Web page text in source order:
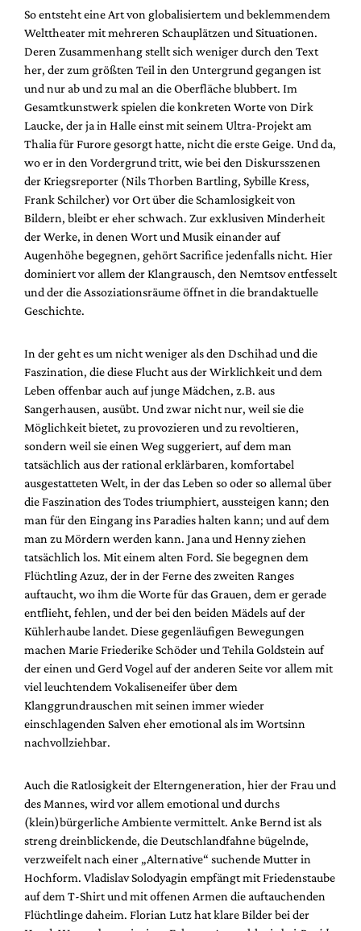
So entsteht eine Art von globalisiertem und beklemmendem
Welttheater mit mehreren Schauplätzen und Situationen.
Deren Zusammenhang stellt sich weniger durch den Text
her, der zum größten Teil in den Untergrund gegangen ist
und nur ab und zu mal an die Oberfläche blubbert. Im
Gesamtkunstwerk spielen die konkreten Worte von Dirk
Laucke, der ja in Halle einst mit seinem Ultra-Projekt am
Thalia für Furore gesorgt hatte, nicht die erste Geige. Und da,
wo er in den Vordergrund tritt, wie bei den Diskursszenen
der Kriegsreporter (Nils Thorben Bartling, Sybille Kress,
Frank Schilcher) vor Ort über die Schamlosigkeit von
Bildern, bleibt er eher schwach. Zur exklusiven Minderheit
der Werke, in denen Wort und Musik einander auf
Augenhöhe begegnen, gehört Sacrifice jedenfalls nicht. Hier
dominiert vor allem der Klangrausch, den Nemtsov entfesselt
und der die Assoziationsräume öffnet in die brandaktuelle
Geschichte.
In der geht es um nicht weniger als den Dschihad und die
Faszination, die diese Flucht aus der Wirklichkeit und dem
Leben offenbar auch auf junge Mädchen, z.B. aus
Sangerhausen, ausübt. Und zwar nicht nur, weil sie die
Möglichkeit bietet, zu provozieren und zu revoltieren,
sondern weil sie einen Weg suggeriert, auf dem man
tatsächlich aus der rational erklärbaren, komfortabel
ausgestatteten Welt, in der das Leben so oder so allemal über
die Faszination des Todes triumphiert, aussteigen kann; den
man für den Eingang ins Paradies halten kann; und auf dem
man zu Mördern werden kann. Jana und Henny ziehen
tatsächlich los. Mit einem alten Ford. Sie begegnen dem
Flüchtling Azuz, der in der Ferne des zweiten Ranges
auftaucht, wo ihm die Worte für das Grauen, dem er gerade
entflieht, fehlen, und der bei den beiden Mädels auf der
Kühlerhaube landet. Diese gegenläufigen Bewegungen
machen Marie Friederike Schöder und Tehila Goldstein auf
der einen und Gerd Vogel auf der anderen Seite vor allem mit
viel leuchtendem Vokaliseneifer über dem
Klanggrundrauschen mit seinen immer wieder
einschlagenden Salven eher emotional als im Wortsinn
nachvollziehbar.
Auch die Ratlosigkeit der Elterngeneration, hier der Frau und
des Mannes, wird vor allem emotional und durchs
(klein)bürgerliche Ambiente vermittelt. Anke Bernd ist als
streng dreinblickende, die Deutschlandfahne bügelnde,
verzweifelt nach einer „Alternative“ suchende Mutter in
Hochform. Vladislav Solodyagin empfängt mit Friedenstaube
auf dem T-Shirt und mit offenen Armen die auftauchenden
Flüchtlinge daheim. Florian Lutz hat klare Bilder bei der